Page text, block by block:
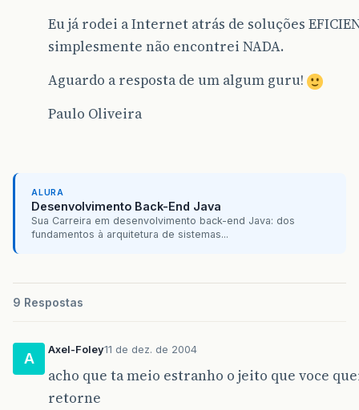
Eu já rodei a Internet atrás de soluções
simplesmente não encontrei NADA.
Aguardo a resposta de um algum guru!
Paulo Oliveira
ALURA
Desenvolvimento Back-End Java
Sua Carreira em desenvolvimento back-end Java: dos
fundamentos à arquitetura de sistemas...
9 Respostas
A
Axel-Foley11 de dez. de 2004
acho que ta meio estranho o jeito que voce
retorne